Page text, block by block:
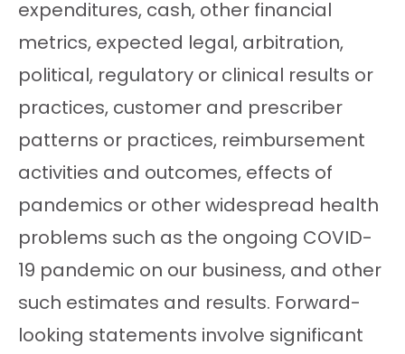
expenditures, cash, other financial
metrics, expected legal, arbitration,
political, regulatory or clinical results or
practices, customer and prescriber
patterns or practices, reimbursement
activities and outcomes, effects of
pandemics or other widespread health
problems such as the ongoing COVID-
19 pandemic on our business, and other
such estimates and results. Forward-
looking statements involve significant